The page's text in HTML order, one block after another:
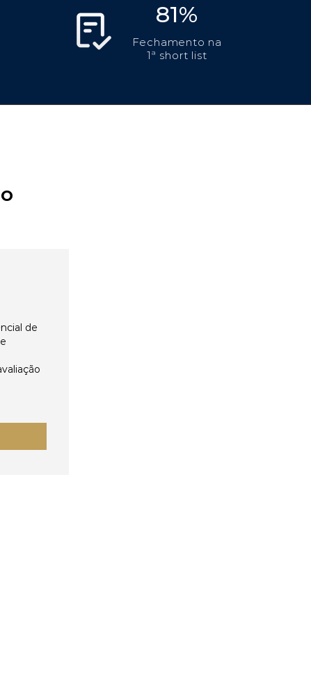
81%
Fechamento na
1ª short list
de